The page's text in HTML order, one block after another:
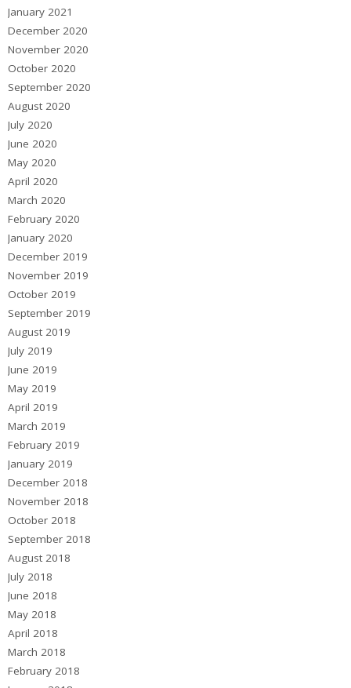
January 2021
December 2020
November 2020
October 2020
September 2020
August 2020
July 2020
June 2020
May 2020
April 2020
March 2020
February 2020
January 2020
December 2019
November 2019
October 2019
September 2019
August 2019
July 2019
June 2019
May 2019
April 2019
March 2019
February 2019
January 2019
December 2018
November 2018
October 2018
September 2018
August 2018
July 2018
June 2018
May 2018
April 2018
March 2018
February 2018